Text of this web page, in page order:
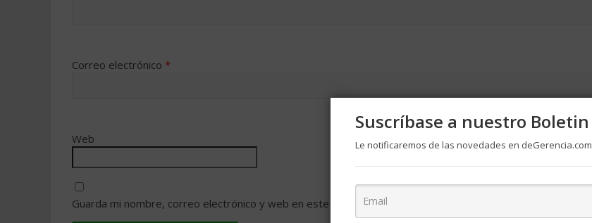
Correo electrónico *
Web
Guarda mi nombre, correo electrónico y web en este navegador para la próxima vez que comente.
Suscríbase a nuestro Boletin
Le notificaremos de las novedades en deGerencia.com